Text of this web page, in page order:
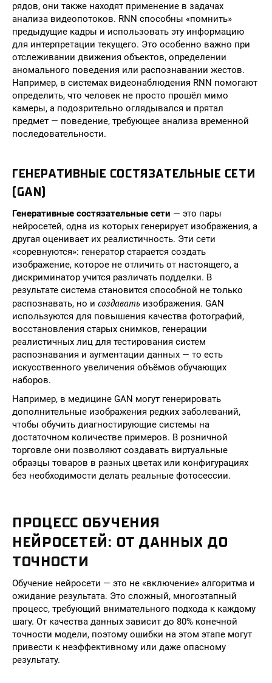
рядов, они также находят применение в задачах
анализа видеопотоков. RNN способны «помнить»
предыдущие кадры и использовать эту информацию
для интерпретации текущего. Это особенно важно при
отслеживании движения объектов, определении
аномального поведения или распознавании жестов.
Например, в системах видеонаблюдения RNN помогают
определить, что человек не просто прошёл мимо
камеры, а подозрительно оглядывался и прятал
предмет — поведение, требующее анализа временной
последовательности.
ГЕНЕРАТИВНЫЕ СОСТЯЗАТЕЛЬНЫЕ СЕТИ
(GAN)
Генеративные состязательные сети — это пары
нейросетей, одна из которых генерирует изображения, а
другая оценивает их реалистичность. Эти сети
«соревнуются»: генератор старается создать
изображение, которое не отличить от настоящего, а
дискриминатор учится различать подделки. В
результате система становится способной не только
распознавать, но и создавать изображения. GAN
используются для повышения качества фотографий,
восстановления старых снимков, генерации
реалистичных лиц для тестирования систем
распознавания и аугментации данных — то есть
искусственного увеличения объёмов обучающих
наборов.
Например, в медицине GAN могут генерировать
дополнительные изображения редких заболеваний,
чтобы обучить диагностирующие системы на
достаточном количестве примеров. В розничной
торговле они позволяют создавать виртуальные
образцы товаров в разных цветах или конфигурациях
без необходимости делать реальные фотосессии.
ПРОЦЕСС ОБУЧЕНИЯ
НЕЙРОСЕТЕЙ: ОТ ДАННЫХ ДО
ТОЧНОСТИ
Обучение нейросети — это не «включение» алгоритма и
ожидание результата. Это сложный, многоэтапный
процесс, требующий внимательного подхода к каждому
шагу. От качества данных зависит до 80% конечной
точности модели, поэтому ошибки на этом этапе могут
привести к неэффективному или даже опасному
результату.